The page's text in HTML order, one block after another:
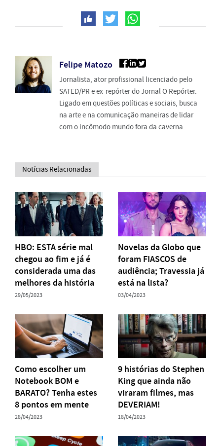
Felipe Matozo
Jornalista, ator profissional licenciado pelo
SATED/PR e ex-repórter do Jornal O Repórter.
Ligado em questões políticas e sociais, busca
na arte e na comunicação maneiras de lidar
com o incômodo mundo fora da caverna.
Notícias Relacionadas
HBO: ESTA série mal
chegou ao fim e já é
considerada uma das
melhores da história
29/05/2023
Novelas da Globo que
foram FIASCOS de
audiência; Travessia já
está na lista?
03/04/2023
Como escolher um
Notebook BOM e
BARATO? Tenha estes
8 pontos em mente
28/04/2023
9 histórias do Stephen
King que ainda não
viraram filmes, mas
DEVERIAM!
18/04/2023